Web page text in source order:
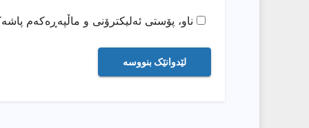
ناو، پۆستی ئەلیکترۆنی و ماڵپەڕەکەم